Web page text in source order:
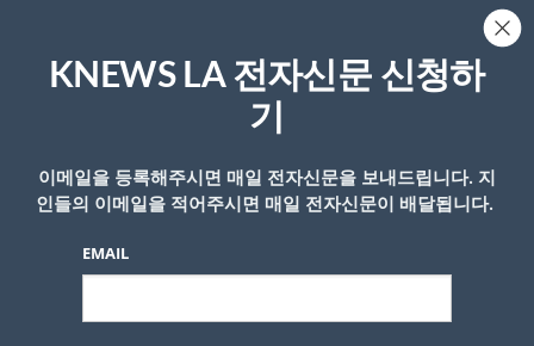
선포했으며 “대테러 경찰이 수사를 지원하고
다수를 대상으로 돌아다니며 테러 공격을 가하
는 ‘약탈적 테러(marauding terror)’에 사용하
는 암호명 ‘플라토(Plato)’를 발령했으나, 이후
철회했다.
KNEWS LA 전자신문 신청하
기
이메일을 등록해주시면 매일 전자신문을 보내드립니다. 지
인들의 이메일을 적어주시면 매일 전자신문이 배달됩니다.
EMAIL